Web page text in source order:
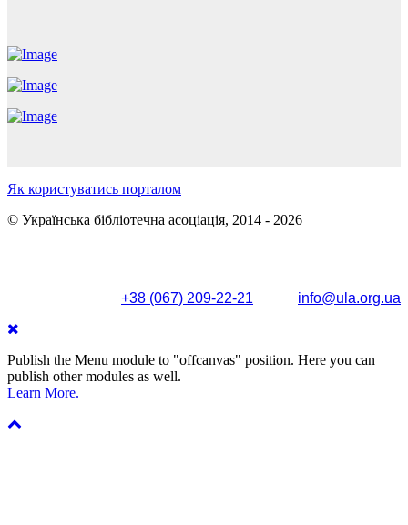
Як користуватись порталом
© Українська бібліотечна асоціація, 2014 - 2026
+38 (067) 209-22-21
info@ula.org.ua
Publish the Menu module to "offcanvas" position. Here you can
publish other modules as well.
Learn More.